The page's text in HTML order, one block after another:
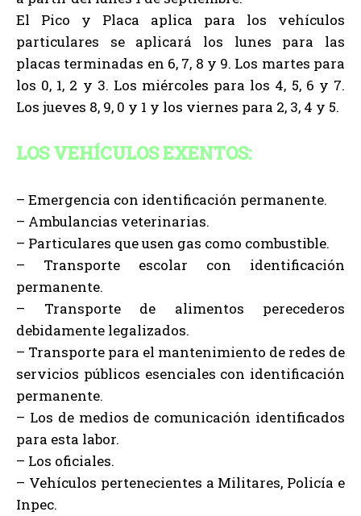
El Pico y Placa aplica para los vehículos
particulares se aplicará los lunes para las
placas terminadas en 6, 7, 8 y 9. Los martes para
los 0, 1, 2 y 3. Los miércoles para los 4, 5, 6 y 7.
Los jueves 8, 9, 0 y 1 y los viernes para 2, 3, 4 y 5.
LOS VEHÍCULOS EXENTOS:
– Emergencia con identificación permanente.
– Ambulancias veterinarias.
– Particulares que usen gas como combustible.
– Transporte escolar con identificación
permanente.
– Transporte de alimentos perecederos
debidamente legalizados.
– Transporte para el mantenimiento de redes de
servicios públicos esenciales con identificación
permanente.
– Los de medios de comunicación identificados
para esta labor.
– Los oficiales.
– Vehículos pertenecientes a Militares, Policía e
Inpec.